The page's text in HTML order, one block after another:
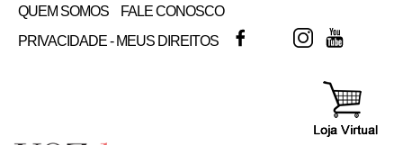
QUEM SOMOS
FALE CONOSCO
PRIVACIDADE - MEUS DIREITOS
FACEBOOKTWITTERINSTAGRAM